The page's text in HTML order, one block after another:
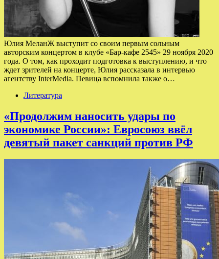
Юлия МеланЖ выступит со своим первым сольным
авторским концертом в клубе «Бар-кафе 2545» 29 ноября 2020
года. О том, как проходит подготовка к выступлению, и что
ждет зрителей на концерте, Юлия рассказала в интервью
агентству InterMedia. Певица вспомнила также о…
Литература
«Продолжим наносить удары по
экономике России»: Евросоюз ввёл
девятый пакет санкций против РФ